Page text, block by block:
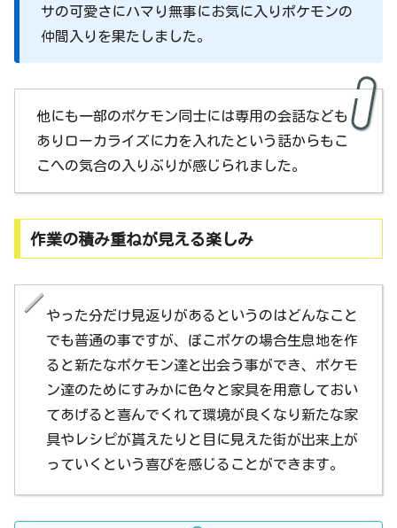
サの可愛さにハマり無事にお気に入りポケモンの
仲間入りを果たしました。
他にも一部のポケモン同士には専用の会話なども
ありローカライズに力を入れたという話からもこ
こへの気合の入りぶりが感じられました。
作業の積み重ねが見える楽しみ
やった分だけ見返りがあるというのはどんなこと
でも普通の事ですが、ぽこポケの場合生息地を作
ると新たなポケモン達と出会う事ができ、ポケモ
ン達のためにすみかに色々と家具を用意しておい
てあげると喜んでくれて環境が良くなり新たな家
具やレシピが貰えたりと目に見えた街が出来上が
っていくという喜びを感じることができます。